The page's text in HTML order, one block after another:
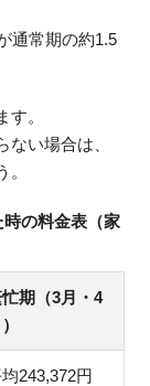
通常期の約1.5
。
い場合は、
の料金表（家
期（3月・4
243,372円